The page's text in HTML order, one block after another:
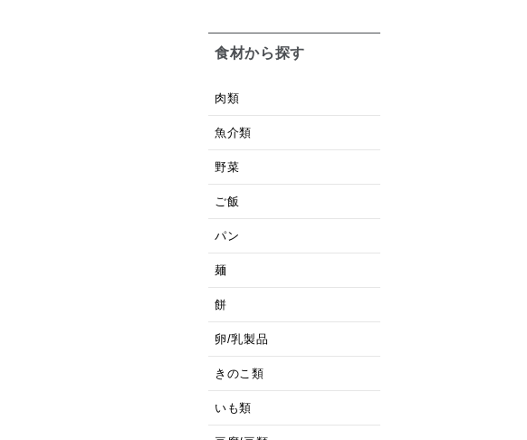
食材から探す
肉類
魚介類
野菜
ご飯
パン
麺
餅
卵/乳製品
きのこ類
いも類